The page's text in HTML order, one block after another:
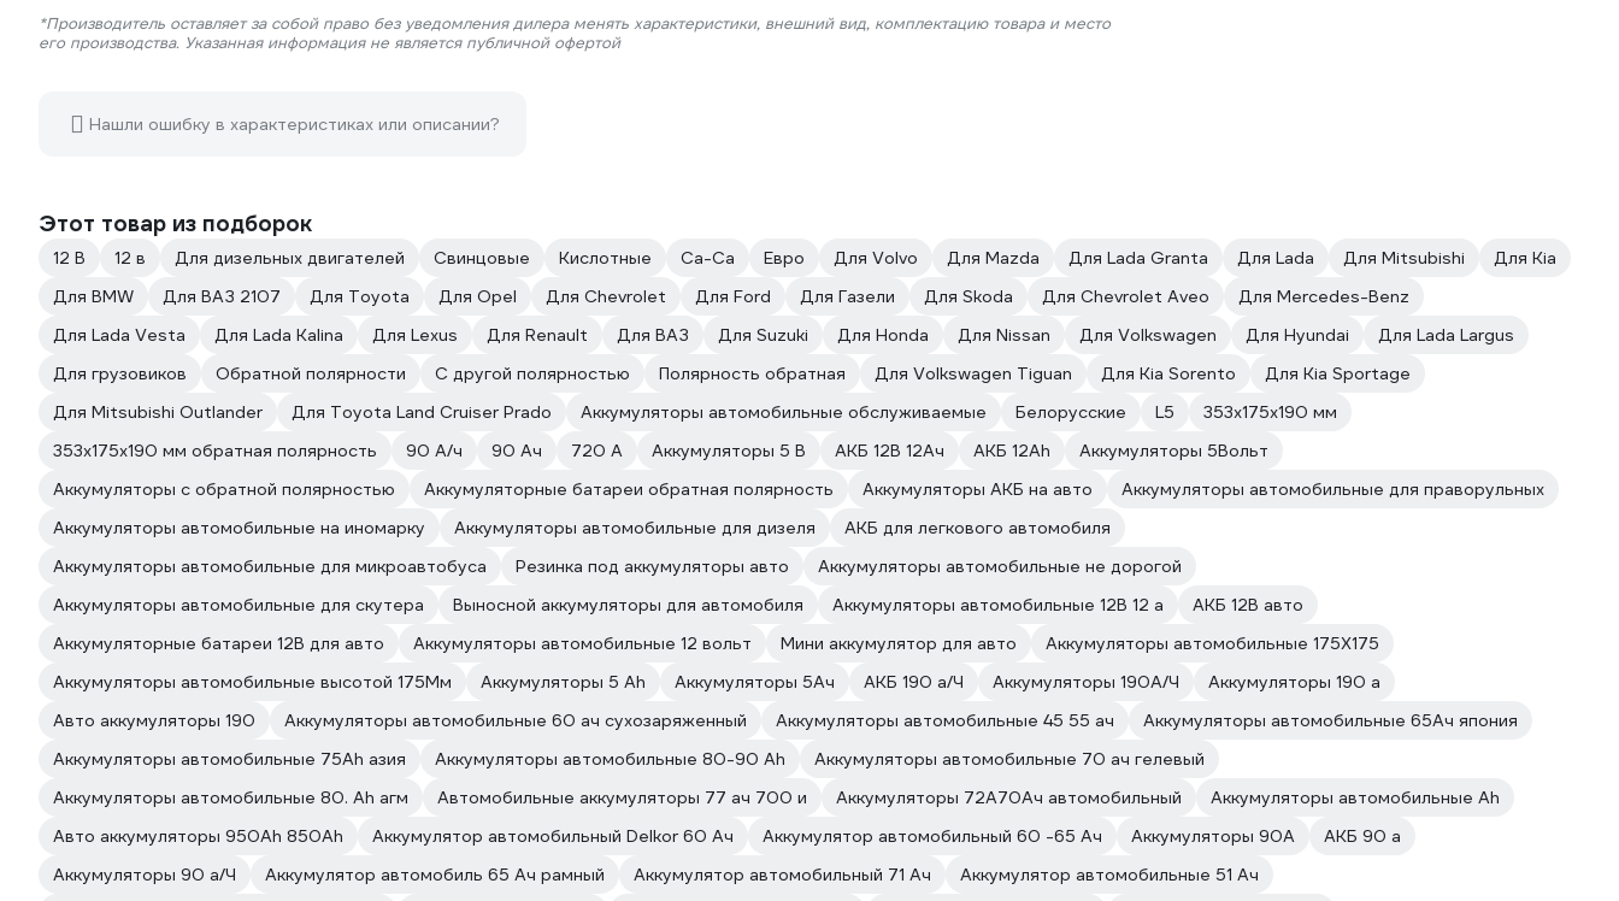
*Производитель оставляет за собой право без уведомления дилера менять характеристики, внешний вид, комплектацию товара и место
его производства. Указанная информация не является публичной офертой
Нашли ошибку в характеристиках или описании?
Этот товар из подборок
12 В 12 в Для дизельных двигателей Свинцовые Кислотные Ca-Ca Евро Для Volvo Для Mazda Для Lada Granta Для Lada Для Mitsubishi
Для Kia
Для BMW
Для ВАЗ 2107 Для Toyota Для Opel Для Chevrolet Для Ford Для Газели Для Skoda Для Chevrolet Aveo
Для Mercedes-Benz
Для Lada Vesta
Для Lada Kalina Для Lexus Для Renault Для ВАЗ Для Suzuki Для Honda Для Nissan Для Volkswagen Для Hyundai
Для Lada Largus
Для грузовиков
Обратной полярности С другой полярностью Полярность обратная Для Volkswagen Tiguan Для Kia Sorento
Для Kia Sportage
Для Mitsubishi Outlander
Для Toyota Land Cruiser Prado Аккумуляторы автомобильные обслуживаемые Белорусские L5
353x175x190 мм
353x175x190 мм обратная полярность
90 А/ч 90 Ач 720 А Аккумуляторы 5 В АКБ 12В 12Ач АКБ 12Ah
Аккумуляторы 5Вольт
Аккумуляторы с обратной полярностью
Аккумуляторные батареи обратная полярность Аккумуляторы АКБ на авто
Аккумуляторы автомобильные для праворульных
Аккумуляторы автомобильные на иномарку
Аккумуляторы автомобильные для дизеля
АКБ для легкового автомобиля
Аккумуляторы автомобильные для микроавтобуса
Резинка под аккумуляторы авто
Аккумуляторы автомобильные не дорогой
Аккумуляторы автомобильные для скутера
Выносной аккумуляторы для автомобиля Аккумуляторы автомобильные 12В 12 а
АКБ 12В авто
Аккумуляторные батареи 12В для авто
Аккумуляторы автомобильные 12 вольт Мини аккумулятор для авто
Аккумуляторы автомобильные 175Х175
Аккумуляторы автомобильные высотой 175Мм
Аккумуляторы 5 Ah Аккумуляторы 5Ач АКБ 190 а/Ч Аккумуляторы 190А/Ч
Аккумуляторы 190 а
Авто аккумуляторы 190
Аккумуляторы автомобильные 60 ач сухозаряженный Аккумуляторы автомобильные 45 55 ач
Аккумуляторы автомобильные 65Ач япония
Аккумуляторы автомобильные 75Ah азия
Аккумуляторы автомобильные 80-90 Ah
Аккумуляторы автомобильные 70 ач гелевый
Аккумуляторы автомобильные 80. Ah агм
Автомобильные аккумуляторы 77 ач 700 и Аккумуляторы 72А70Ач автомобильный
Аккумуляторы автомобильные Ah
Авто аккумуляторы 950Ah 850Ah
Аккумулятор автомобильный Delkor 60 Ач Аккумулятор автомобильный 60 -65 Ач Аккумуляторы 90А
АКБ 90 а
Аккумуляторы 90 а/Ч
Аккумулятор автомобиль 65 Ач рамный Аккумулятор автомобильный 71 Ач Аккумулятор автомобильные 51 Ач